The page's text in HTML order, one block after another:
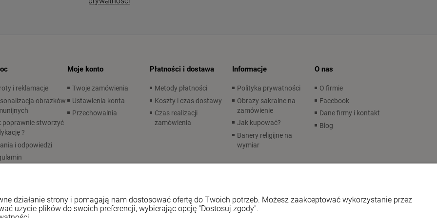
i reklamacje
obrazków
poprawnie stworzyć
?
i odpowiedzi
Moje konto
Twoje zamówienia
Ustawienia konta
Przechowalnia
Płatności i dostawa
Metody płatności
Koszty i czas dostawy
Czas realizacji
zamówienia
Informacje
Polityka prywatności
Obrazy sakralne na
zamówienie
Jak kupować?
Banery religijne na
wymiar
O nas
O firmie
Facebook
Dane firmy i kontakt
Blog
działanie strony i pomagają nam dostosować ofertę do Twoich potrzeb. Możesz zaakceptować wykorzystanie przez
użycie plików do swoich preferencji, wybierając opcję "Dostosuj zgody".